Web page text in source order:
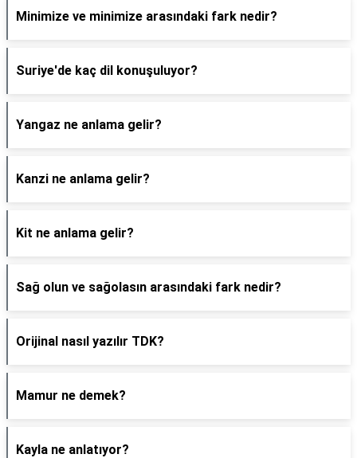
Minimize ve minimize arasındaki fark nedir?
Suriye'de kaç dil konuşuluyor?
Yangaz ne anlama gelir?
Kanzi ne anlama gelir?
Kit ne anlama gelir?
Sağ olun ve sağolasın arasındaki fark nedir?
Orijinal nasıl yazılır TDK?
Mamur ne demek?
Kayla ne anlatıyor?